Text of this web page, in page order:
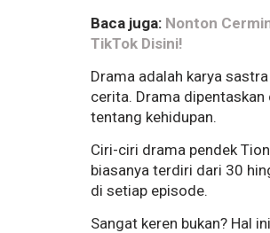
Baca juga: Nonton
TikTok Disini!
Drama adalah karya
cerita. Drama
tentang kehidupan.
Ciri-ciri drama pendek
biasanya terdiri dari 30
di setiap episode.
Sangat keren bukan? Hal